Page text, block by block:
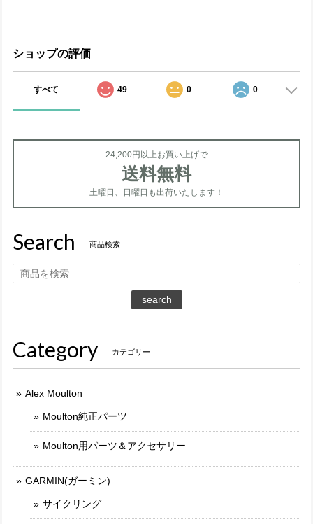
ショップの評価
すべて 49 0 0
24,200円以上お買い上げで
送料無料
土曜日、日曜日も出荷いたします！
Search 商品検索
search
Category カテゴリー
Alex Moulton
Moulton純正パーツ
Moulton用パーツ＆アクセサリー
GARMIN(ガーミン)
サイクリング